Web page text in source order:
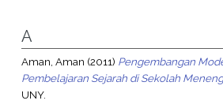
A
Aman, Aman (2011) Pengembangan
Pembelajaran Sejarah di Sekolah
UNY.